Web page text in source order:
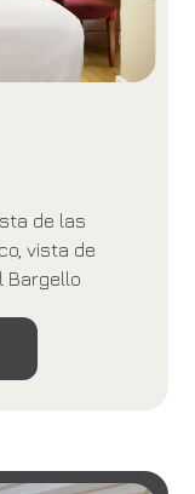
de las
vista de
Bargello